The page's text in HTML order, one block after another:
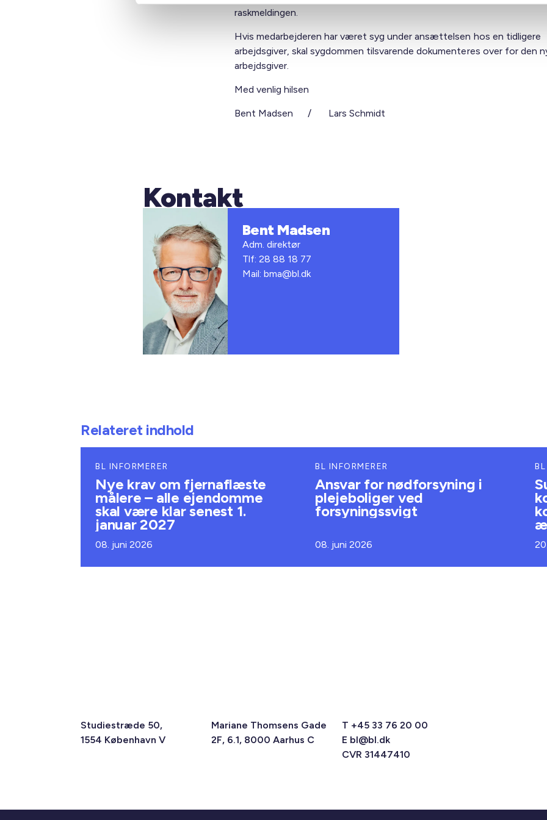
raskmeldingen.
Hvis medarbejderen har været syg under ansættelsen hos en tidligere
arbejdsgiver, skal sygdommen tilsvarende dokumenteres over for den
arbejdsgiver.
Med venlig hilsen
Bent Madsen / Lars Schmidt
Kontakt
Bent Madsen
Adm. direktør
Tlf: 28 88 18 77
Mail: bma@bl.dk
Relateret indhold
BL INFORMERER
Nye krav om fjernaflæste
målere – alle ejendomme
skal være klar senest 1.
januar 2027
08. juni 2026
BL INFORMERER
Ansvar for nødforsyning i
plejeboliger ved
forsyningssvigt
08. juni 2026
Studiestræde 50,
1554 København V
Mariane Thomsens Gade
2F, 6.1, 8000 Aarhus C
T +45 33 76 20 00
E bl@bl.dk
CVR 31447410